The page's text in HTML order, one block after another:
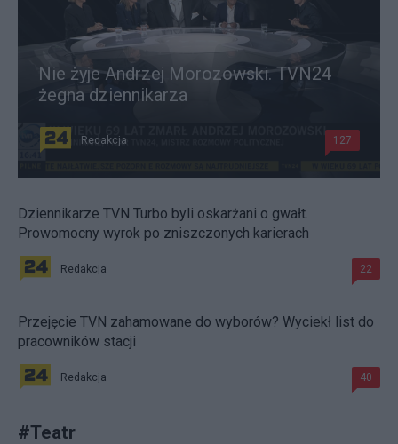
Nie żyje Andrzej Morozowski. TVN24
żegna dziennikarza
Redakcja 127
Dziennikarze TVN Turbo byli oskarżani o gwałt.
Prowomocny wyrok po zniszczonych karierach
Redakcja 22
Przejęcie TVN zahamowane do wyborów? Wyciekł list do
pracowników stacji
Redakcja 40
#Teatr